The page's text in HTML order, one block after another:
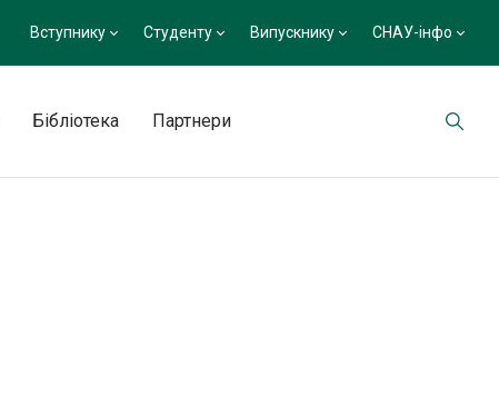
Вступнику Студенту Випускнику СНАУ-інфо
Бібліотека Партнери